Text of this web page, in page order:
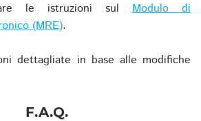
le istruzioni sul Modulo di
(MRE).
dettagliate in base alle modifiche
F.A.Q.